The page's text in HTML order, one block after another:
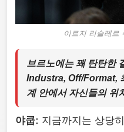
이르지 리슬레르
브르노에는 꽤 탄탄한
Industra, Off/Format,
계 안에서 자신들의 위
야쿱: 지금까지는 상당